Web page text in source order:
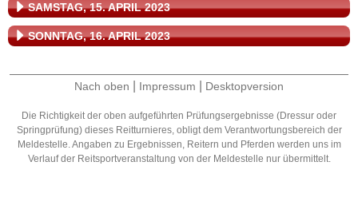
SAMSTAG, 15. APRIL 2023
SONNTAG, 16. APRIL 2023
Nach oben Impressum Desktopversion
Die Richtigkeit der oben aufgeführten Prüfungsergebnisse (Dressur oder
Springprüfung) dieses Reitturnieres, obligt dem Verantwortungsbereich der
Meldestelle. Angaben zu Ergebnissen, Reitern und Pferden werden uns im
Verlauf der Reitsportveranstaltung von der Meldestelle nur übermittelt.